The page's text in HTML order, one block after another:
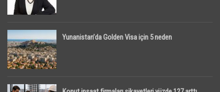
Yunanistan’da Golden Visa için 5 neden